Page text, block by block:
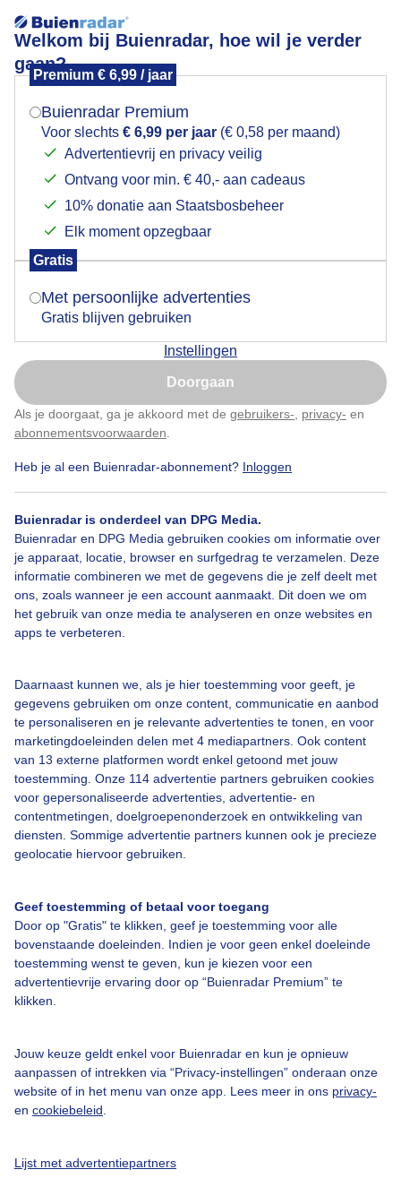
Welkom bij Buienradar, hoe wil je verder
gaan?
Premium € 6,99 / jaar
Buienradar Premium
Voor slechts € 6,99 per jaar (€ 0,58 per maand)
Advertentievrij en privacy veilig
Ontvang voor min. € 40,- aan cadeaus
10% donatie aan Staatsbosbeheer
Elk moment opzegbaar
Gratis
Met persoonlijke advertenties
Gratis blijven gebruiken
Instellingen
Doorgaan
Als je doorgaat, ga je akkoord met de gebruikers- privacy- en
abonnementsvoorwaarden
Heb je al een Buienradar-abonnement? Inloggen
Buienradar is onderdeel van DPG Media.
Buienradar en DPG Media gebruiken cookies om informatie over
je apparaat, locatie, browser en surfgedrag te verzamelen. Deze
informatie combineren we met de gegevens die je zelf deelt met
ons, zoals wanneer je een account aanmaakt. Dit doen we om
het gebruik van onze media te analyseren en onze websites en
apps te verbeteren.
Daarnaast kunnen we, als je hier toestemming voor geeft, je
gegevens gebruiken om onze content, communicatie en aanbod
te personaliseren en je relevante advertenties te tonen, en voor
marketingdoeleinden delen met 4 mediapartners. Ook content
van 13 externe platformen wordt enkel getoond met jouw
toestemming. Onze 114 advertentie partners gebruiken cookies
voor gepersonaliseerde advertenties, advertentie- en
contentmetingen, doelgroepenonderzoek en ontwikkeling van
diensten. Sommige advertentie partners kunnen ook je precieze
geolocatie hiervoor gebruiken.
Geef toestemming of betaal voor toegang
Door op "Gratis" te klikken, geef je toestemming voor alle
bovenstaande doeleinden. Indien je voor geen enkel doeleinde
toestemming wenst te geven, kun je kiezen voor een
advertentievrije ervaring door op “Buienradar Premium” te
klikken.
Jouw keuze geldt enkel voor Buienradar en kun je opnieuw
aanpassen of intrekken via “Privacy-instellingen” onderaan onze
website of in het menu van onze app. Lees meer in ons privacy-
en cookiebeleid
Lijst met advertentiepartners
Zonsondergang
Mooie zonsondergang in Oosthem.
Zomer Zon Wolken
Bekijk slideshow
Een moment geduld aub...
Bedrijfsgegevens
Veelgestelde vragen
Contact
Adverteren
Buienradar Team
Cookie beleid
Mogen we je locatie gebruiken voor het
Indien je hier nog geen akkoord op hebt gegeven,
verschijnt er zo een pop-up uit je browser waarin
Is goed, toon de popup
Nu niet, misschien later
Klik hierom dit aan te passen